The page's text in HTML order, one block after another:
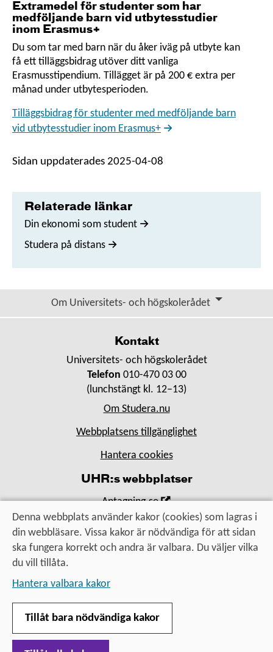
i
nytt
Extramedel för studenter som har
medföljande barn vid utbytesstudier
inom Erasmus+
Du som tar med barn när du åker iväg på utbyte kan
få ett tilläggs­bidrag utöver ditt vanliga
Erasmusstipendium. Tillägget är på 200 € extra per
månad under utbytesperioden.
Tilläggsbidrag för studenter med medföljande barn
vid utbytes­studier inom Erasmus+
Sidan uppdaterades 2025-04-08
Relaterade länkar
Din ekonomi som student
Studera på distans
Om Universitets- och högskolerådet
Kontakt
Universitets- och högskolerådet
Telefon 010-470 03 00
(lunchstängt kl. 12–13)
Om Studera.nu
Webbplatsens tillgänglighet
Hantera cookies
UHR:s webbplatser
Antagning.se
,
Öppna
i
nytt
Universityadmissions.se
,
Öppna
i
Uhr.se
,
fönster
Utbildning, utbyte, utveckling
Denna webbplats använder kakor (cookies) som lagras i
din webbläsare. Vissa kakor är nödvändiga för att sidan
ska fungera korrekt och andra är valbara. Du väljer vilka
du vill tillåta.
Hantera valbara kakor
Tillåt bara nödvändiga kakor